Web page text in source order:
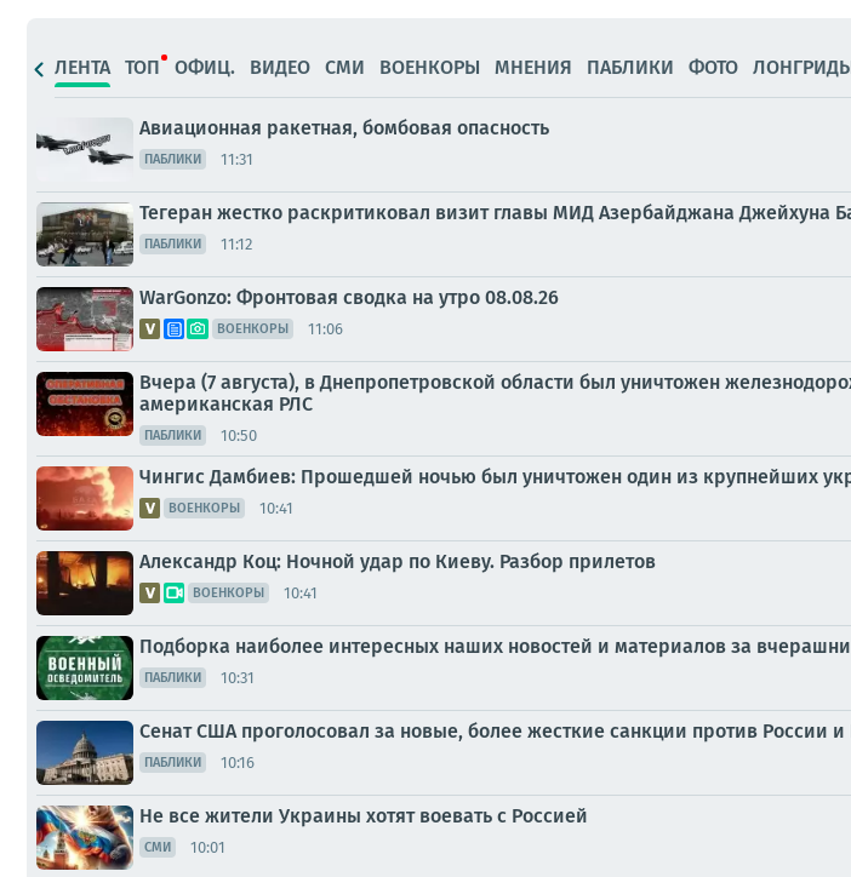
ЛЕНТА ТОП ОФИЦ. ВИДЕО СМИ ВОЕНКОРЫ МНЕНИЯ ПАБЛИКИ ФОТО
Авиационная ракетная, бомбовая опасность
ПАБЛИКИ 11:31
Тегеран жестко раскритиковал визит главы МИД Азербайджана Джейхуна
ПАБЛИКИ 11:12
WarGonzo: Фронтовая сводка на утро 08.08.26
ВОЕНКОРЫ 11:06
Вчера (7 августа), в Днепропетровской области был уничтожен
американская РЛС
ПАБЛИКИ 10:50
Чингис Дамбиев: Прошедшей ночью был уничтожен один из крупнейших
ВОЕНКОРЫ 10:41
Александр Коц: Ночной удар по Киеву. Разбор прилетов
ВОЕНКОРЫ 10:41
Подборка наиболее интересных наших новостей и материалов за
ПАБЛИКИ 10:31
Сенат США проголосовал за новые, более жесткие санкции против России
ПАБЛИКИ 10:16
Не все жители Украины хотят воевать с Россией
СМИ 10:01